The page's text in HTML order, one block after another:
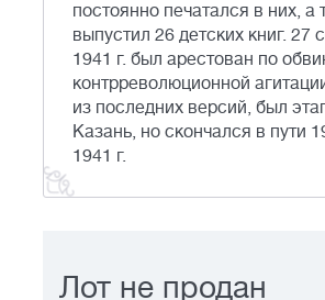
постоянно печатался в них, а
выпустил 26 детских книг. 27
1941 г. был арестован по
контрреволюционной
из последних версий, был
Казань, но скончался в пути
1941 г.
Лот не продан